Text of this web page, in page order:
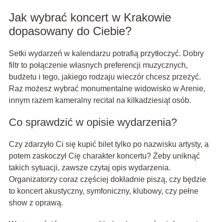
Jak wybrać koncert w Krakowie
dopasowany do Ciebie?
Setki wydarzeń w kalendarzu potrafią przytłoczyć. Dobry
filtr to połączenie własnych preferencji muzycznych,
budżetu i tego, jakiego rodzaju wieczór chcesz przeżyć.
Raz możesz wybrać monumentalne widowisko w Arenie,
innym razem kameralny recital na kilkadziesiąt osób.
Co sprawdzić w opisie wydarzenia?
Czy zdarzyło Ci się kupić bilet tylko po nazwisku artysty, a
potem zaskoczył Cię charakter koncertu? Żeby uniknąć
takich sytuacji, zawsze czytaj opis wydarzenia.
Organizatorzy coraz częściej dokładnie piszą, czy będzie
to koncert akustyczny, symfoniczny, klubowy, czy pełne
show z oprawą.